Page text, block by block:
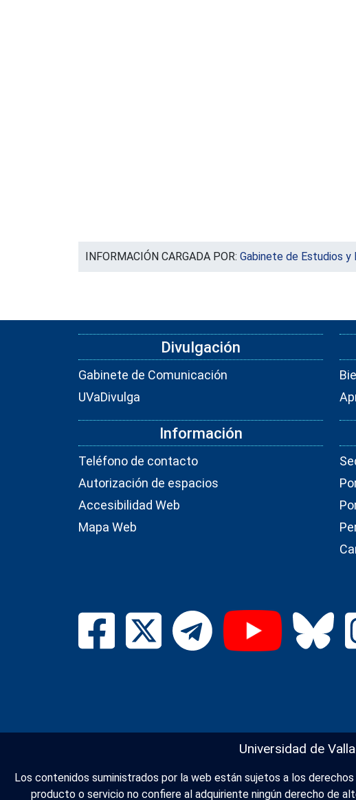
INFORMACIÓN CARGADA POR: Gabinete de Estudios y
Divulgación
Gabinete de Comunicación
UVaDivulga
Información
Teléfono de contacto
Autorización de espacios
Accesibilidad Web
Mapa Web
Universidad de
Los contenidos suministrados por la web están sujetos a los
producto o servicio no confiere al adquiriente ningún derecho de